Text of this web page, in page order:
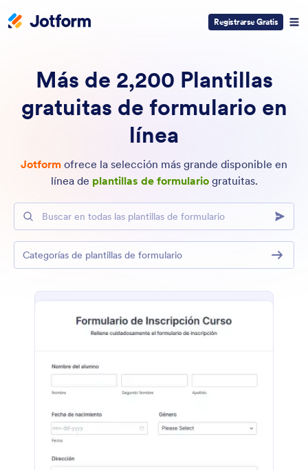
Registrarse Gratis
Más de 2,200 Plantillas
gratuitas de formulario en
línea
Jotform ofrece la selección más grande disponible en
línea de plantillas de formulariogratuitas.
Buscar en todas las plantillas de formulario
Categorías de plantillas de formulario